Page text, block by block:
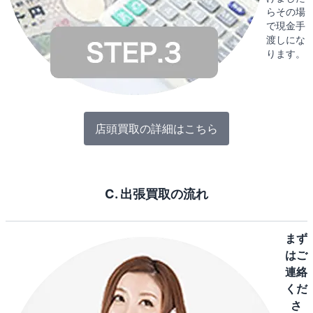
らその場
で現金手
渡しにな
ります。
店頭買取の詳細はこちら
C. 出張買取の流れ
まず
はご
連絡
くだ
さ